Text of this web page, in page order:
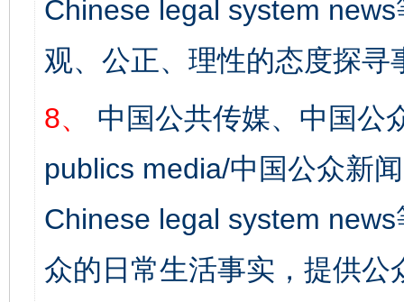
Chinese legal system
观、公正、理性的态度探寻
8、
中国公共传媒、中国公
publics media/中国公众新
Chinese legal system
众的日常生活事实，提供